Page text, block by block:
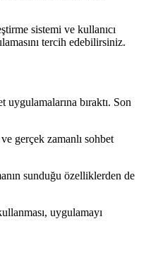
sistemi ve kullanıcı
tercih edebilirsiniz.
bıraktı. Son
gerçek zamanlı sohbet
sunduğu özelliklerden de
uygulamayı